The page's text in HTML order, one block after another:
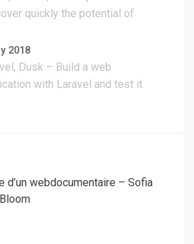
quickly the potential of
2018
Dusk – Build a web
with Laravel and test it
d’un webdocumentaire – Sofia